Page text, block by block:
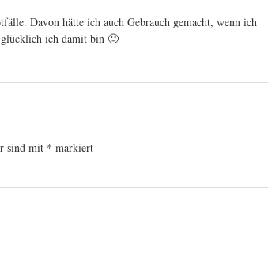
Davon hätte ich auch Gebrauch gemacht, wenn ich
glücklich ich damit bin 🙂
sind mit * markiert